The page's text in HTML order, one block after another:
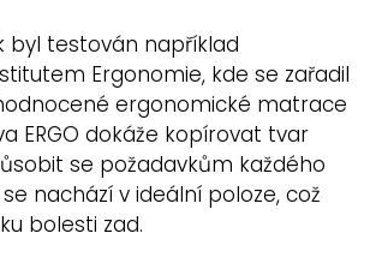
byl testován například
Ergonomie, kde se zařadil
ergonomické matrace
ERGO dokáže kopírovat tvar
se požadavkům každého
nachází v ideální poloze, což
bolesti zad.